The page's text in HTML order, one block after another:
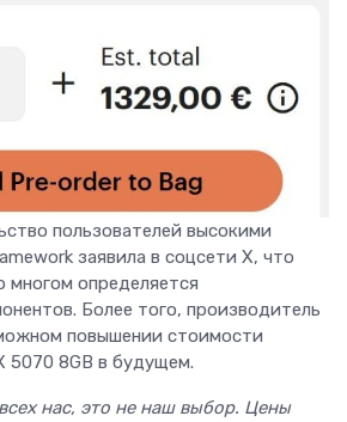
пользователей высокими
заявила в соцсети X, что
многом определяется
Более того, производитель
повышении стоимости
5070 8GB в будущем.
нас, это не наш выбор. Цены